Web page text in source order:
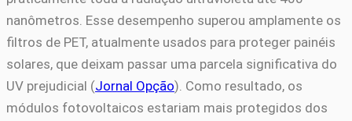
nanômetros. Esse desempenho superou amplamente os
filtros de PET, atualmente usados para proteger painéis
solares, que deixam passar uma parcela significativa do
UV prejudicial (Jornal Opção). Como resultado, os
módulos fotovoltaicos estariam mais protegidos dos